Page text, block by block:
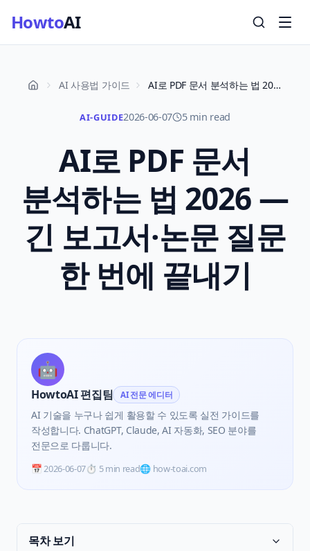
HowtoAI
AI 사용법 가이드 AI로 PDF 문서 분석하는 법 2026 — 긴 보고서·논문 질문 한 번에 끝내기
AI-GUIDE2026-06-07 5 min read
AI로 PDF 문서
분석하는 법 2026 —
긴 보고서·논문 질문
한 번에 끝내기
🤖
HowtoAI 편집팀 AI 전문 에디터
AI 기술을 누구나 쉽게 활용할 수 있도록 실전 가이드를
작성합니다. ChatGPT, Claude, AI 자동화, SEO 분야를
전문으로 다룹니다.
📅2026-06-07⏱️ 5 min read🌐 how-toai.com
목차 보기